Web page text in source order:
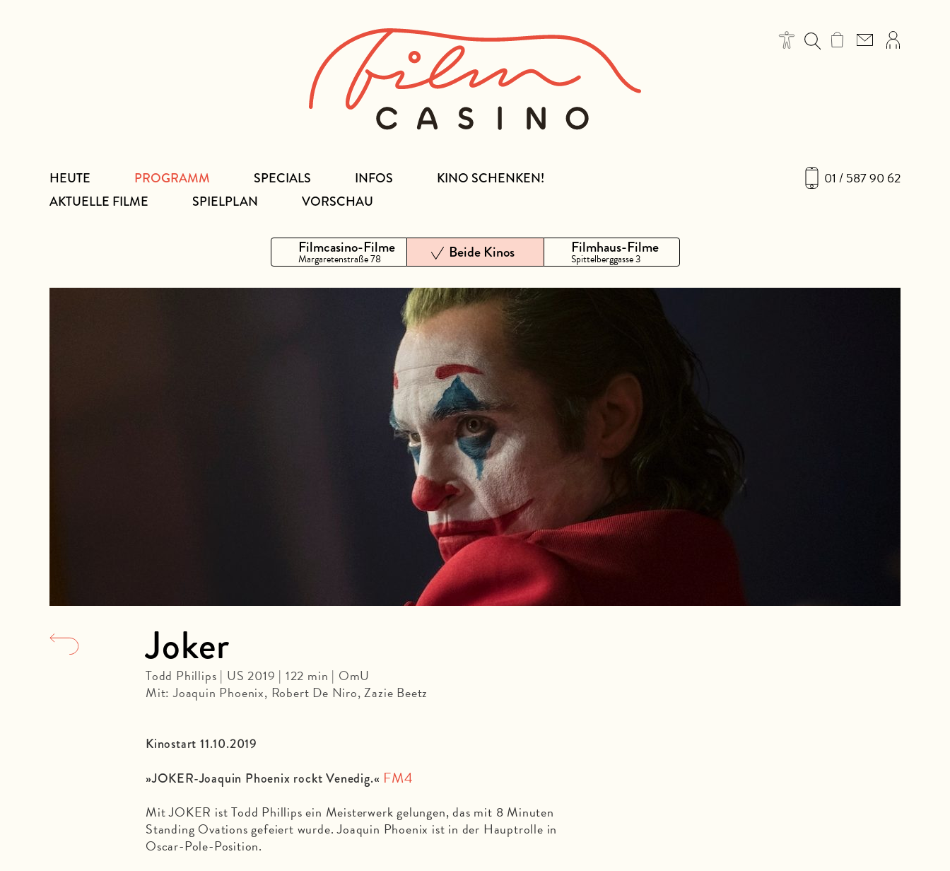
01 / 587 90 62
HEUTE
PROGRAMM
AKTUELLE FILME
SPIELPLAN VORSCHAU
SPECIALS INFOS KINO SCHENKEN!
Filmcasino-Filme
Margaretenstraße 78 Beide Kinos Filmhaus-Filme
Spittelberggasse 3
Joker
Todd Phillips | US 2019 | 122 min | OmU
Mit: Joaquin Phoenix, Robert De Niro, Zazie Beetz
Kinostart 11.10.2019
»JOKER-Joaquin Phoenix rockt Venedig.« FM4
Mit JOKER ist Todd Phillips ein Meisterwerk gelungen, das mit 8 Minuten
Standing Ovations gefeiert wurde. Joaquin Phoenix ist in der Hauptrolle in
Oscar-Pole-Position.